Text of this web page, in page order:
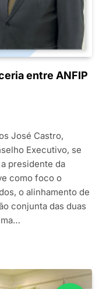
entre ANFIP
José Castro,
Executivo, se
presidente da
como foco o
o alinhamento de
conjunta das duas